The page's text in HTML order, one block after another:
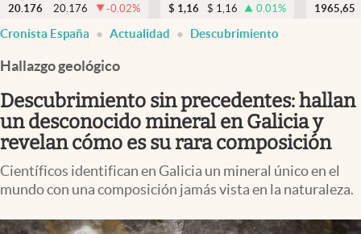
USA
España
FINANZAS
EURO
20.176
20.176 -0.02%
$ 1,16 $ 1,16 0.01%
1965,65
Cronista España Actualidad Descubrimiento
Hallazgo geológico
Descubrimiento sin precedentes: hallan
un desconocido mineral en Galicia y
revelan cómo es su rara composición
Científicos identifican en Galicia un mineral único en el
mundo con una composición jamás vista en la naturaleza.